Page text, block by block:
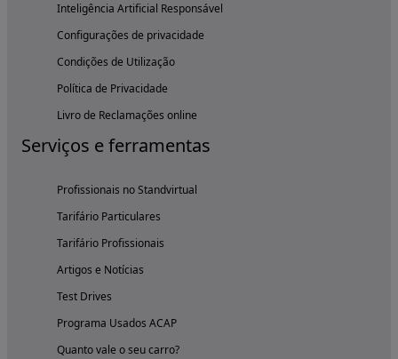
Inteligência Artificial Responsável
Configurações de privacidade
Condições de Utilização
Política de Privacidade
Livro de Reclamações online
Serviços e ferramentas
Profissionais no Standvirtual
Tarifário Particulares
Tarifário Profissionais
Artigos e Notícias
Test Drives
Programa Usados ACAP
Quanto vale o seu carro?